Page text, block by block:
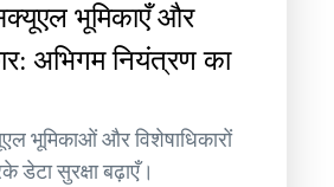
भूमिकाएँ और
अभिगम नियंत्रण का
भूमिकाओं और विशेषाधिकारों
डेटा सुरक्षा बढ़ाएँ।